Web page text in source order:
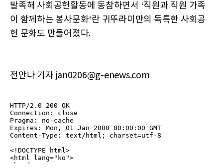
발족해 사회공헌활동에 동참하면서 ‘직원과 직원 가족
이 함께하는 봉사문화’란 귀뚜라미만의 독특한 사회공
헌 문화도 만들어졌다.
전안나 기자 jan0206@g-enews.com